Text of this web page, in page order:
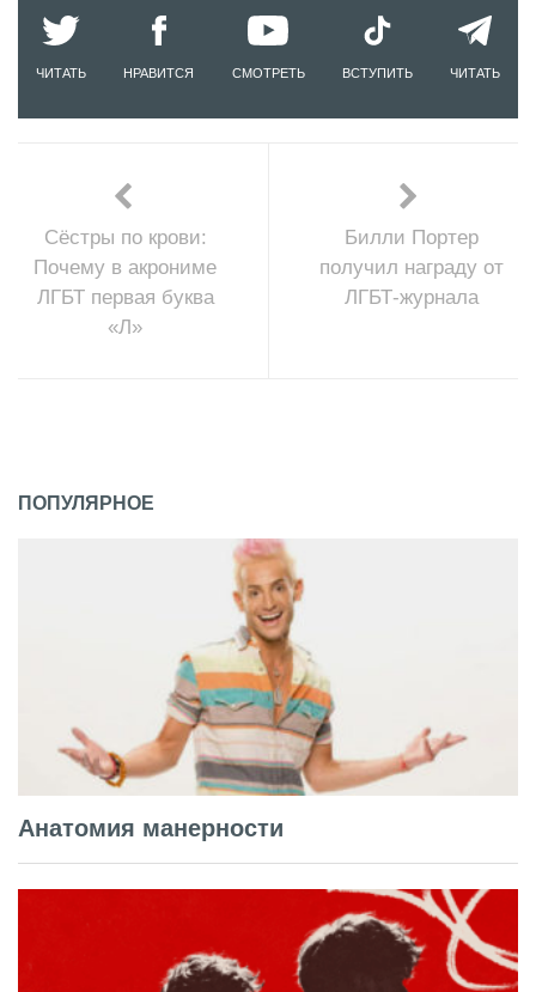
ЧИТАТЬ НРАВИТСЯ СМОТРЕТЬ ВСТУПИТЬ ЧИТАТЬ
Сёстры по крови:
Почему в акрониме
ЛГБТ первая буква
«Л»
Билли Портер
получил награду от
ЛГБТ-журнала
ПОПУЛЯРНОЕ
Анатомия манерности